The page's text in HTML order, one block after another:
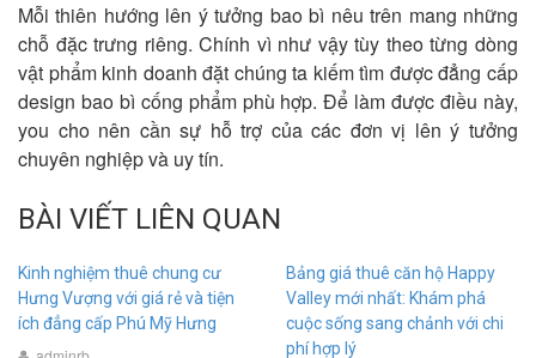
Mỗi thiên hướng lên ý tưởng bao bì nêu trên mang những
chỗ đặc trưng riêng. Chính vì như vậy tùy theo từng dòng
vật phẩm kinh doanh đặt chúng ta kiếm tìm được đẳng cấp
design bao bì cống phẩm phù hợp. Để làm được điều này,
you cho nên cần sự hỗ trợ của các đơn vị lên ý tưởng
chuyên nghiệp và uy tín.
BÀI VIẾT LIÊN QUAN
Kinh nghiệm thuê chung cư
Hưng Vượng với giá rẻ và tiện
ích đẳng cấp Phú Mỹ Hưng
Bảng giá thuê căn hộ Happy
Valley mới nhất: Khám phá
cuộc sống sang chảnh với chi
phí hợp lý